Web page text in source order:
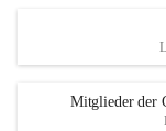
Mitglieder der